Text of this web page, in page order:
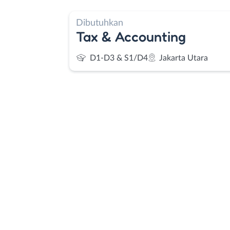
Dibutuhkan
Tax & Accounting
D1-D3 & S1/D4 Jakarta Utara